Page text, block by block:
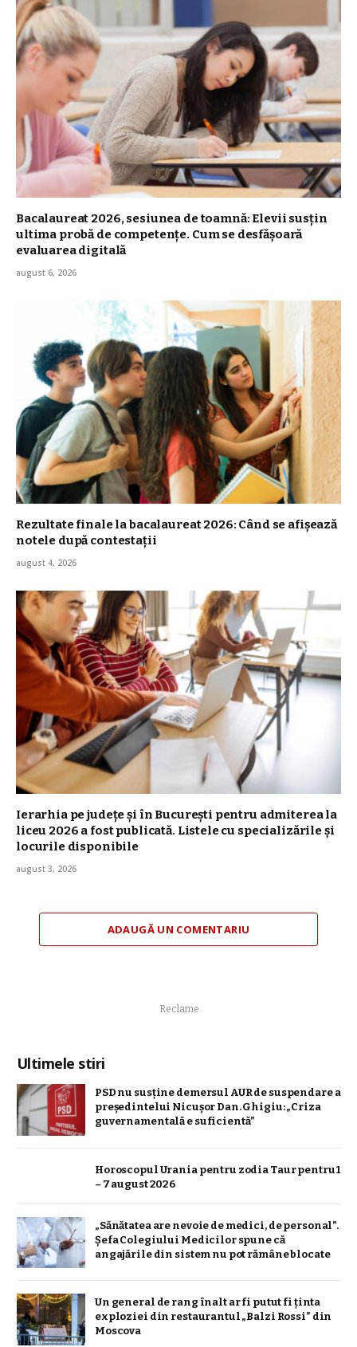
Bacalaureat 2026, sesiunea de toamnă: Elevii susțin
ultima probă de competențe. Cum se desfășoară
evaluarea digitală
august 6, 2026
Rezultate finale la bacalaureat 2026: Când se afișează
notele după contestații
august 4, 2026
Ierarhia pe județe și în București pentru admiterea la
liceu 2026 a fost publicată. Listele cu specializările și
locurile disponibile
august 3, 2026
ADAUGĂ UN COMENTARIU
Reclame
Ultimele stiri
PSD nu susține demersul AUR de suspendare a
președintelui Nicușor Dan. Ghigiu: „Criza
guvernamentală e suficientă”
Horoscopul Urania pentru zodia Taur pentru 1
– 7 august 2026
„Sănătatea are nevoie de medici, de personal”.
Șefa Colegiului Medicilor spune că
angajările din sistem nu pot rămâne blocate
Un general de rang înalt ar fi putut fi ținta
exploziei din restaurantul „Balzi Rossi” din
Moscova